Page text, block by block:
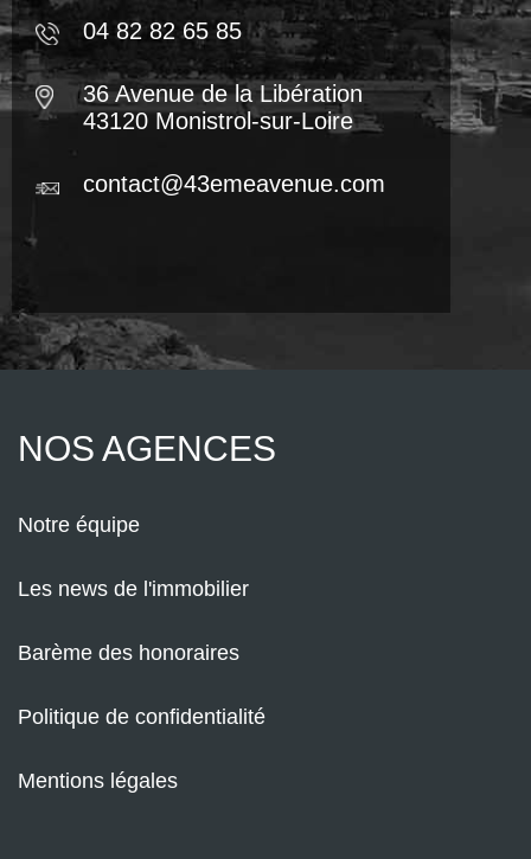
04 82 82 65 85
36 Avenue de la Libération
43120 Monistrol-sur-Loire
contact@43emeavenue.com
NOS AGENCES
Notre équipe
Les news de l'immobilier
Barème des honoraires
Politique de confidentialité
Mentions légales